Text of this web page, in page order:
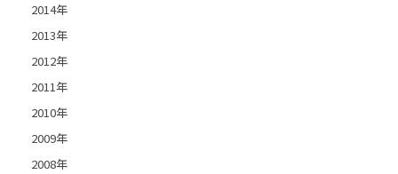
2014年
2013年
2012年
2011年
2010年
2009年
2008年